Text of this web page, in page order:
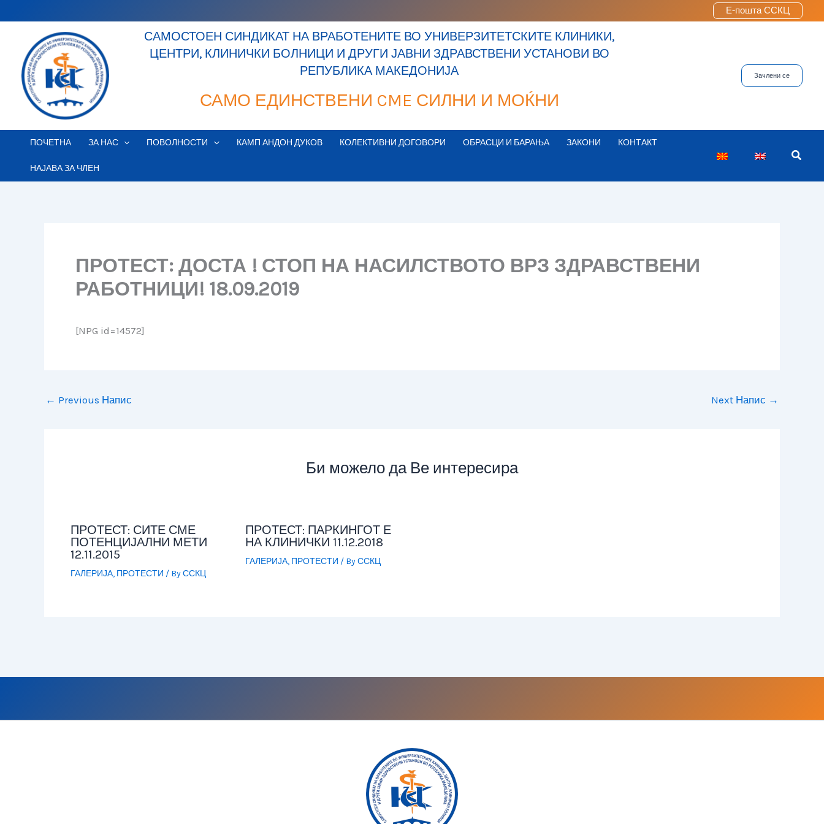
to
content
Е-пошта ССКЦ
САМОСТОЕН СИНДИКАТ НА ВРАБОТЕНИТЕ ВО УНИВЕРЗИТЕТСКИТЕ КЛИНИКИ,
ЦЕНТРИ, КЛИНИЧКИ БОЛНИЦИ И ДРУГИ ЈАВНИ ЗДРАВСТВЕНИ УСТАНОВИ ВО
РЕПУБЛИКА МАКЕДОНИЈА
САМО ЕДИНСТВЕНИ CME СИЛНИ И МОЌНИ
Зачлени се
ПОЧЕТНА ЗА НАС ПОВОЛНОСТИ КАМП АНДОН ДУКОВ КОЛЕКТИВНИ ДОГОВОРИ ОБРАСЦИ И БАРАЊА ЗАКОНИ КОНТАКТ
НАЈАВА ЗА ЧЛЕН
ПРОТЕСТ: ДОСТА ! СТОП НА НАСИЛСТВОТО ВРЗ ЗДРАВСТВЕНИ
РАБОТНИЦИ! 18.09.2019
[NPG id=14572]
← Previous Напис Next Напис →
Би можело да Ве интересира
ПРОТЕСТ: СИТЕ СМЕ
ПОТЕНЦИЈАЛНИ МЕТИ
12.11.2015
ГАЛЕРИЈА, ПРОТЕСТИ / ByССКЦ
ПРОТЕСТ: ПАРКИНГОТ Е
НА КЛИНИЧКИ 11.12.2018
ГАЛЕРИЈА, ПРОТЕСТИ / ByССКЦ